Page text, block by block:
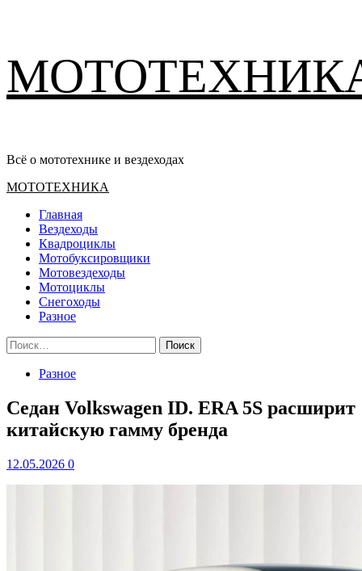
содержимому
Всё о мототехнике и вездеходах
Основное
МОТОТЕХНИКА
Главная
Вездеходы
Квадроциклы
Мотобуксировщики
Мотовездеходы
Мотоциклы
Снегоходы
Разное
Найти:
Разное
Cедан Volkswagen ID. ERA 5S расширит
китайскую гамму бренда
12.05.2026 0